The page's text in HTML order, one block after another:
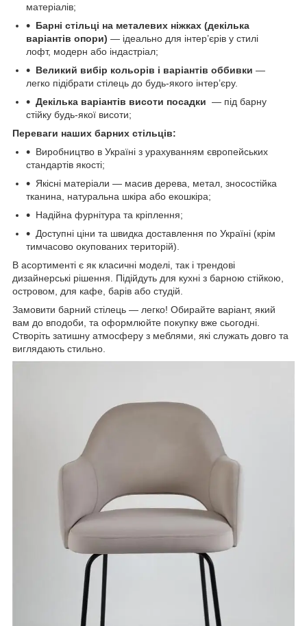
матеріалів;
Барні стільці на металевих ніжках (декілька
варіантів опори) — ідеально для інтер’єрів у стилі
лофт, модерн або індастріал;
Великий вибір кольорів і варіантів оббивки —
легко підібрати стілець до будь-якого інтер’єру.
Декілька варіантів висоти посадки — під барну
стійку будь-якої висоти;
Переваги наших барних стільців:
Виробництво в Україні з урахуванням європейських
стандартів якості;
Якісні матеріали — масив дерева, метал, зносостійка
тканина, натуральна шкіра або екошкіра;
Надійна фурнітура та кріплення;
Доступні ціни та швидка доставлення по Україні (крім
тимчасово окупованих територій).
В асортименті є як класичні моделі, так і трендові
дизайнерські рішення. Підійдуть для кухні з барною стійкою,
островом, для кафе, барів або студій.
Замовити барний стілець — легко! Обирайте варіант, який
вам до вподоби, та оформлюйте покупку вже сьогодні.
Створіть затишну атмосферу з меблями, які служать довго та
виглядають стильно.